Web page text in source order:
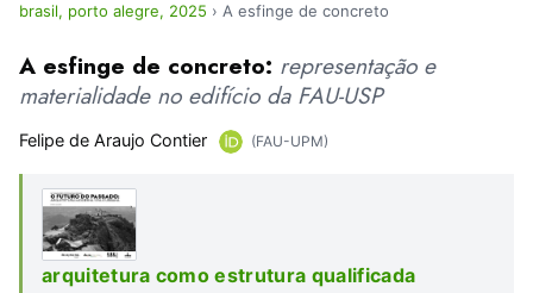
brasil, porto alegre, 2025 › A esfinge de concreto
A esfinge de concreto: representação e
materialidade no edifício da FAU-USP
Felipe de Araujo Contier (FAU-UPM)
arquitetura como estrutura qualificada